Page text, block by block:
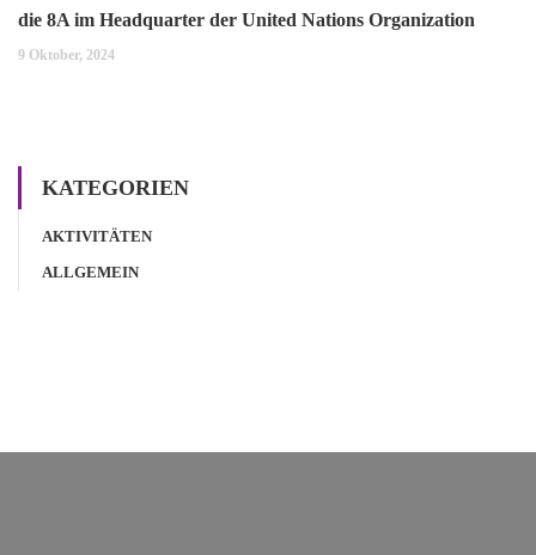
die 8A im Headquarter der United Nations Organization
9 Oktober, 2024
KATEGORIEN
AKTIVITÄTEN
ALLGEMEIN